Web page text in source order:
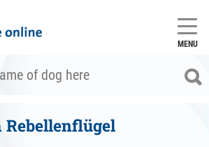
MENU
Rebellenflügel